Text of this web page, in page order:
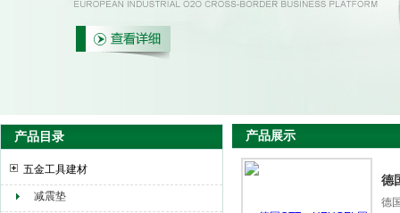
产品目录
五金工具建材
减震垫
产品展示
德
德